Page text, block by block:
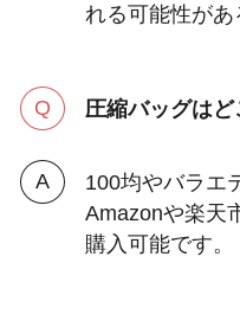
れる可能性があ
圧縮バッグはど
100均やバラエ
Amazonや楽天
購入可能です。